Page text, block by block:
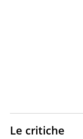
Le critiche